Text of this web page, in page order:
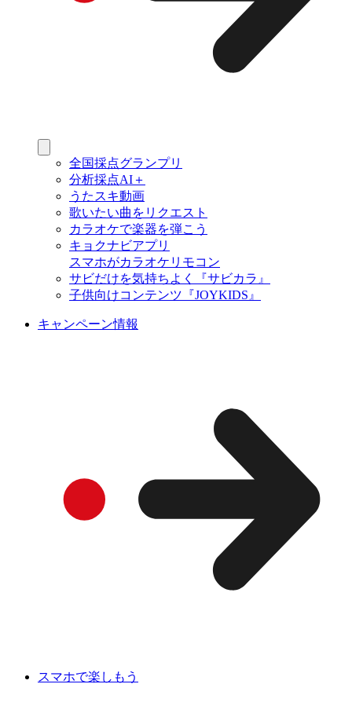
全国採点グランプリ
分析採点AI＋
うたスキ動画
歌いたい曲をリクエスト
カラオケで楽器を弾こう
キョクナビアプリ
スマホがカラオケリモコン
サビだけを気持ちよく『サビカラ』
子供向けコンテンツ『JOYKIDS』
キャンペーン情報
スマホで楽しもう